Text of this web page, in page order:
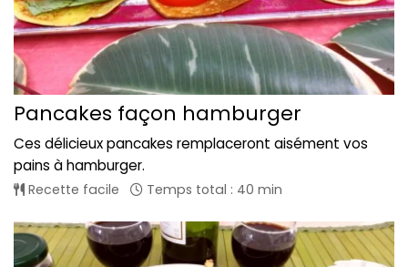
Pancakes façon hamburger
Ces délicieux pancakes remplaceront aisément vos
pains à hamburger.
Recette facile Temps total : 40 min